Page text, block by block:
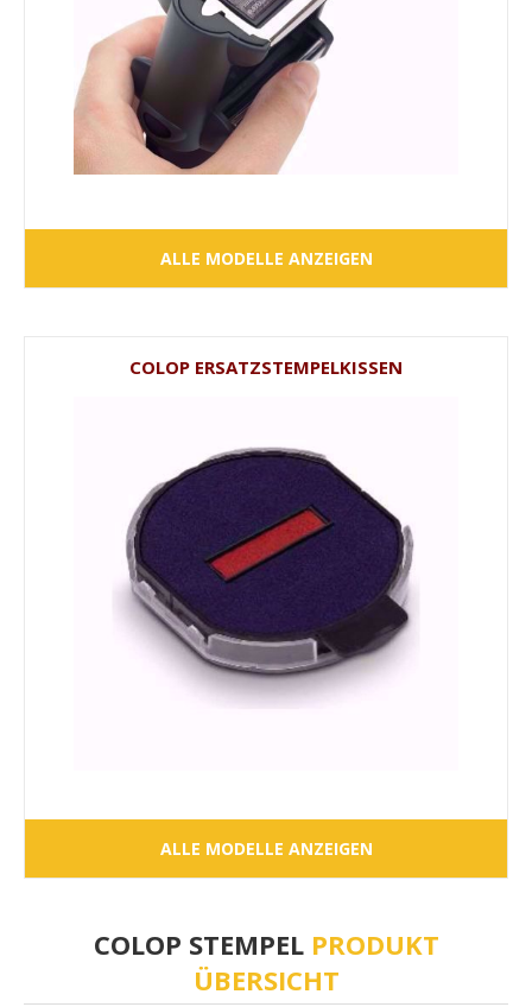
ALLE MODELLE ANZEIGEN
COLOP ERSATZSTEMPELKISSEN
ALLE MODELLE ANZEIGEN
COLOP STEMPELPRODUKT
ÜBERSICHT